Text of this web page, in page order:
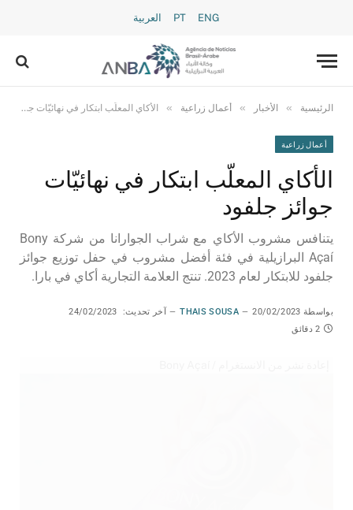
PT ENG العربية
الرئيسية » الأخبار » أعمال زراعية » الأكاي المعلّب ابتكار في نهائيّات جوائز جلفود
أعمال زراعية
الأكاي المعلّب ابتكار في نهائيّات
جوائز جلفود
يتنافس مشروب الأكاي مع شراب الجوارانا من شركة Bony
Açaí البرازيلية في فئة أفضل مشروب في حفل توزيع جوائز
جلفود للابتكار لعام 2023. تنتج العلامة التجارية أكاي في بارا.
بواسطة THAIS SOUSA 20/02/2023 آخر تحديث:
24/02/2023
2 دقائق